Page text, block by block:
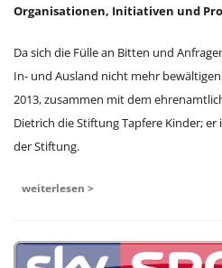
Organisationen, Initiativen und
Da sich die Fülle an Bitten und
In- und Ausland nicht mehr
2013, zusammen mit dem
Dietrich die Stiftung Tapfere Kinder;
der Stiftung.
weiterlesen >